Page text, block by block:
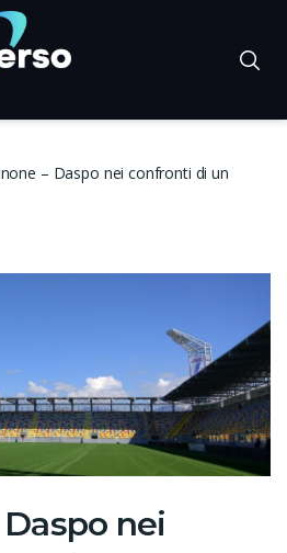
– Daspo nei confronti di un
nei